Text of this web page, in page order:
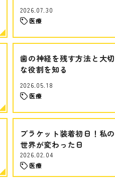
2026.07.30
医療
歯の神経を残す方法と大切
な役割を知る
2026.05.18
医療
ブラケット装着初日！私の
世界が変わった日
2026.02.04
医療